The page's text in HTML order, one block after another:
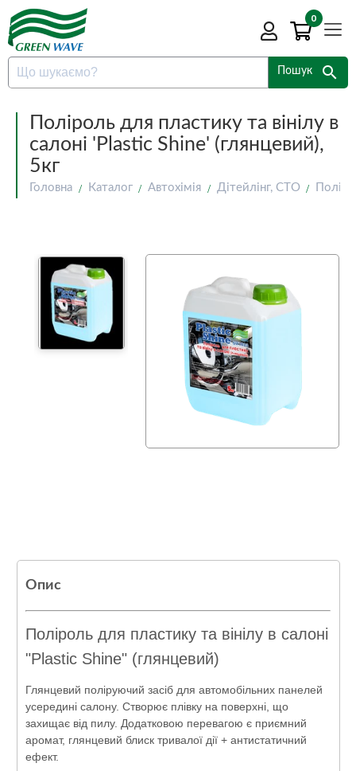
0
Пошук search
Поліроль для пластику та вінілу в
салоні 'Plastic Shine' (глянцевий),
5кг
Головна Каталог Автохімія Дітейлінг, СТО
Опис
Поліроль для пластику та вінілу в салоні
"Plastic Shine" (глянцевий)
Глянцевий поліруючий засіб для автомобільних панелей
усередині салону. Створює плівку на поверхні, що
захищає від пилу. Додатковою перевагою є приємний
аромат, глянцевий блиск тривалої дії + антистатичний
ефект.